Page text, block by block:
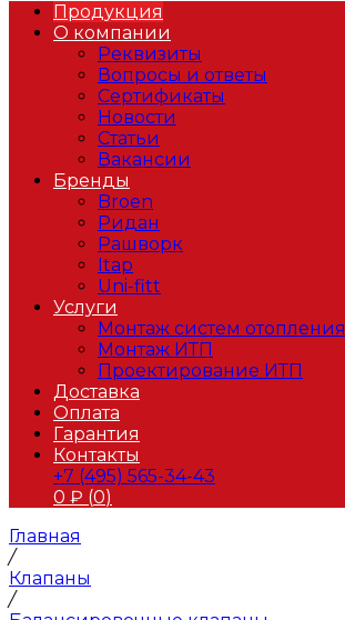
Продукция
О компании
Реквизиты
Вопросы и ответы
Сертификаты
Новости
Статьи
Вакансии
Бренды
Broen
Ридан
Рашворк
Itap
Uni-fitt
Услуги
Монтаж систем отопления
Монтаж ИТП
Проектирование ИТП
Доставка
Оплата
Гарантия
Контакты
+7 (495) 565-34-43
0 ₽ (0)
Главная
/
Клапаны
/